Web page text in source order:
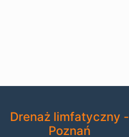
Drenaż limfatyczny -
Poznań